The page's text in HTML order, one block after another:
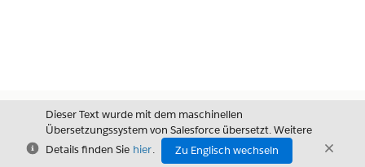
Schließen
Dieser Text wurde mit dem maschinellen
Übersetzungssystem von Salesforce übersetzt. Weitere
Details finden Sie hier.
Zu Englisch wechseln